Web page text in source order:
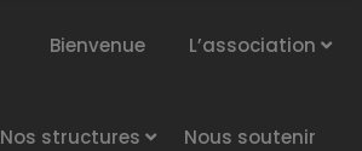
Bienvenue L’association
Nos structures Nous soutenir